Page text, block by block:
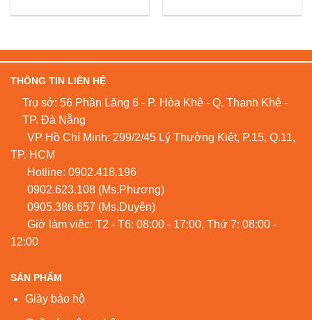
THÔNG TIN LIÊN HỆ
Trụ sở: 56 Phần Lăng 6 - P. Hòa Khê - Q. Thanh Khê -
TP. Đà Nẵng
VP Hồ Chí Minh: 299/2/45 Lý Thường Kiệt, P.15, Q.11,
TP. HCM
Hotline: 0902.418.196
0902.623.108 (Ms.Phương)
0905.386.657 (Ms.Duyên)
Giờ làm việc: T2 - T6: 08:00 - 17:00, Thứ 7: 08:00 -
12:00
SẢN PHẨM
Giày bảo hộ